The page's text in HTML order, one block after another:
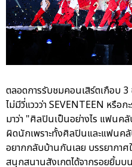
ตลอดการรับชมคอนเสิร์ตเกือบ 3
ไม่มีวี่แววว่า SEVENTEEN หรือ
มาว่า "ศิลปินเป็นอย่างไร แฟนค
ผิดนักเพราะทั้งศิลปินและแฟนคลั
อยากกลับบ้านกันเลย บรรยากาศ
สนุกสนานสังเกตได้จากรอยยิ้มบ